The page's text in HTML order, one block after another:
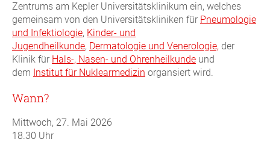
Zentrums am Kepler Universitätsklinikum ein, welches
gemeinsam von den Universitätskliniken für Pneumologie
und Infektiologie, Kinder- und
Jugendheilkunde, Dermatologie und Venerologie, der
Klinik für Hals-, Nasen- und Ohrenheilkunde und
dem Institut für Nuklearmedizin organsiert wird.
Wann?
Mittwoch, 27. Mai 2026
18.30 Uhr